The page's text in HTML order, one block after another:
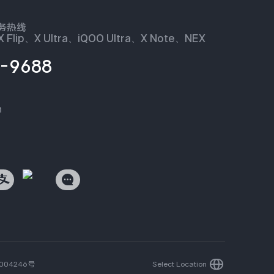
热线
Flip、X Ultra、iQOO Ultra、X Note、NEX
9688
号 Select Location